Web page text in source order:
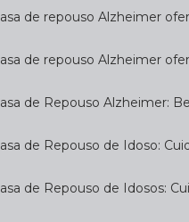
Casa de repouso Alzheimer
Casa de repouso Alzheimer
Casa de Repouso Alzheimer:
Casa de Repouso de Idoso:
Casa de Repouso de Idosos: